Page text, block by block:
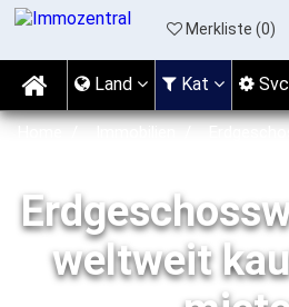
weltweit
Merkliste (0)
Land Kat Svc